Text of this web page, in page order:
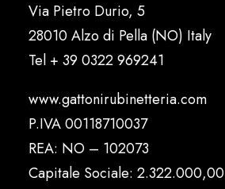
Via Pietro Durio, 5
28010 Alzo di Pella (NO) Italy
Tel + 39 0322 969241
www.gattonirubinetteria.com
P.IVA 00118710037
REA: NO – 102073
Capitale Sociale: 2.322.000,00